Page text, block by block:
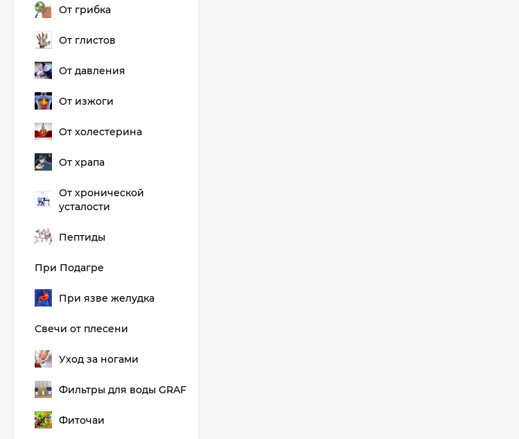
От грибка
От глистов
От давления
От изжоги
От холестерина
От храпа
От хронической
усталости
Пептиды
При Подагре
При язве желудка
Свечи от плесени
Уход за ногами
Фильтры для воды GRAF
Фиточаи